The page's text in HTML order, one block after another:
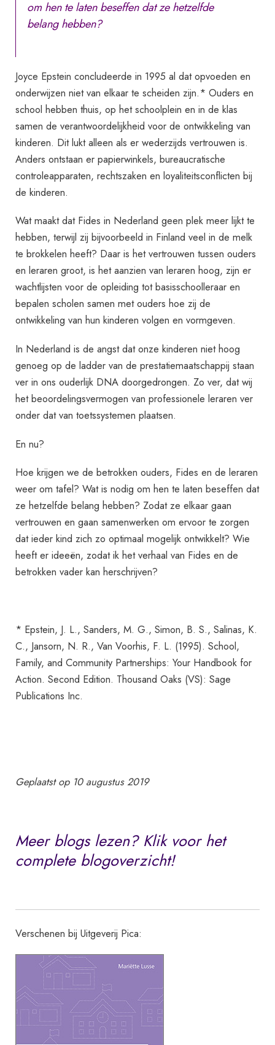
om hen te laten beseffen dat ze hetzelfde
belang hebben?
Joyce Epstein concludeerde in 1995 al dat opvoeden en
onderwijzen niet van elkaar te scheiden zijn.* Ouders en
school hebben thuis, op het schoolplein en in de klas
samen de verantwoordelijkheid voor de ontwikkeling van
kinderen. Dit lukt alleen als er wederzijds vertrouwen is.
Anders ontstaan er papierwinkels, bureaucratische
controleapparaten, rechtszaken en loyaliteitsconflicten bij
de kinderen.
Wat maakt dat Fides in Nederland geen plek meer lijkt te
hebben, terwijl zij bijvoorbeeld in Finland veel in de melk
te brokkelen heeft? Daar is het vertrouwen tussen ouders
en leraren groot, is het aanzien van leraren hoog, zijn er
wachtlijsten voor de opleiding tot basisschoolleraar en
bepalen scholen samen met ouders hoe zij de
ontwikkeling van hun kinderen volgen en vormgeven.
In Nederland is de angst dat onze kinderen niet hoog
genoeg op de ladder van de prestatiemaatschappij staan
ver in ons ouderlijk DNA doorgedrongen. Zo ver, dat wij
het beoordelingsvermogen van professionele leraren ver
onder dat van toetssystemen plaatsen.
En nu?
Hoe krijgen we de betrokken ouders, Fides en de leraren
weer om tafel? Wat is nodig om hen te laten beseffen dat
ze hetzelfde belang hebben? Zodat ze elkaar gaan
vertrouwen en gaan samenwerken om ervoor te zorgen
dat ieder kind zich zo optimaal mogelijk ontwikkelt? Wie
heeft er ideeën, zodat ik het verhaal van Fides en de
betrokken vader kan herschrijven?
* Epstein, J. L., Sanders, M. G., Simon, B. S., Salinas, K.
C., Jansorn, N. R., Van Voorhis, F. L. (1995). School,
Family, and Community Partnerships: Your Handbook for
Action. Second Edition. Thousand Oaks (VS): Sage
Publications Inc.
Geplaatst op 10 augustus 2019
Meer blogs lezen? Klik voor het
complete blogoverzicht!
Verschenen bij Uitgeverij Pica: